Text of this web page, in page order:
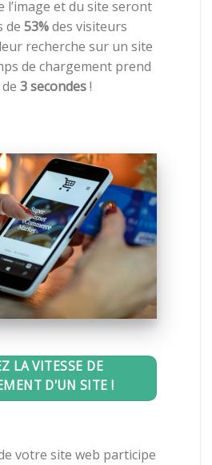
l’image et du site seront
de 53%des visiteurs
recherche sur un site
de chargement prend
3 secondes!
LA VITESSE DE
D'UN SITE !
votre site web participe